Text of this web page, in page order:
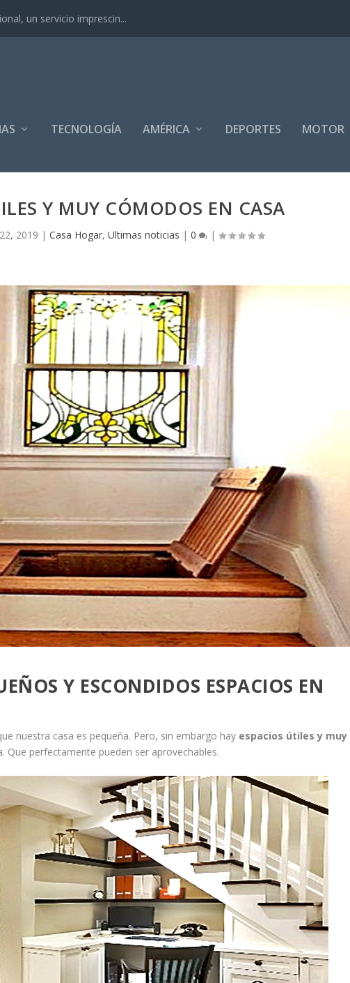
un servicio imprescin...
TECNOLOGÍA AMÉRICA DEPORTES MOTOR
Y MUY CÓMODOS EN CASA
2019 | Casa Hogar, Ultimas noticias | 0 |
Y ESCONDIDOS ESPACIOS EN
nuestra casa es pequeña. Pero, sin embargo hay espacios útiles y muy
Que perfectamente pueden ser aprovechables.